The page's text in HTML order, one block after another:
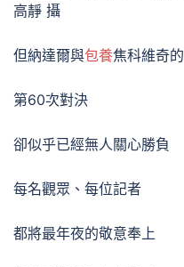
高靜 攝
但納達爾與包養焦科維奇的
第60次對決
卻似乎已經無人關心勝負
每名觀眾、每位記者
都將最年夜的敬意奉上